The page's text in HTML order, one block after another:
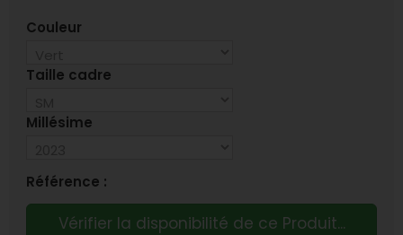
Couleur
Taille cadre
Millésime
Référence :
Vérifier la disponibilité de ce Produit...